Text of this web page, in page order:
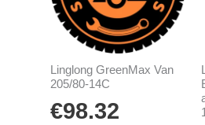
Linglong GreenMax Van
205/80-14C
€98.32